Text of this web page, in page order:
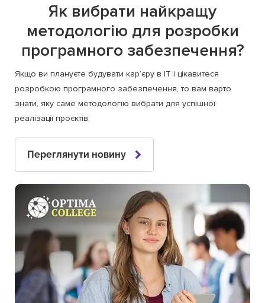
Як вибрати найкращу
методологію для розробки
програмного забезпечення?
Якщо ви плануєте будувати кар’єру в ІТ і цікавитеся
розробкою програмного забезпечення, то вам варто
знати, яку саме методологію вибрати для успішної
реалізації проєктів.
Переглянути новину